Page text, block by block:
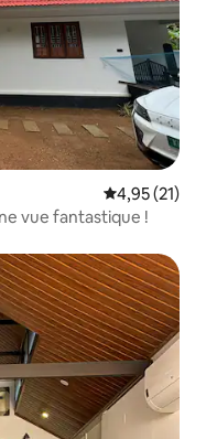
Évaluation
4,95 (21)
vue fantastique !